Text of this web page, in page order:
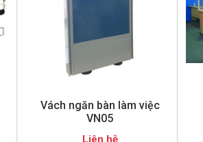
Vách ngăn bàn làm việc
VN05
Liên hệ